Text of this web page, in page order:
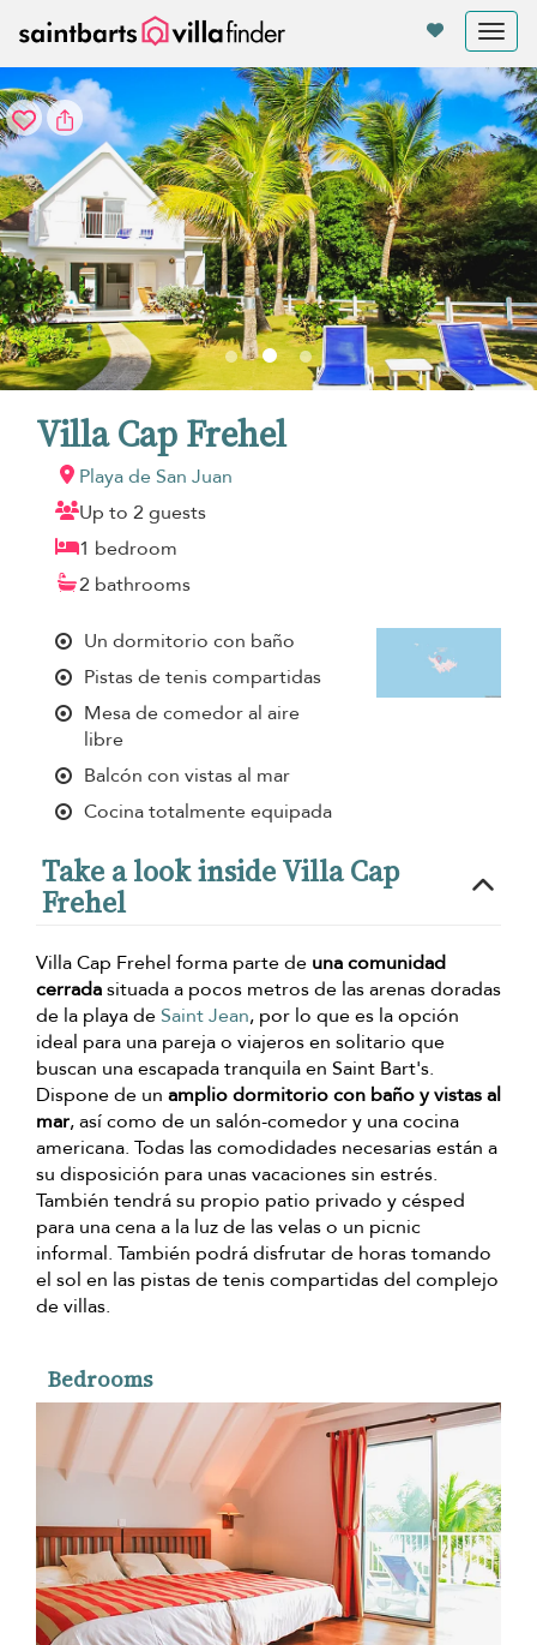
Villa Cap Frehel
Playa de San Juan
Up to 2 guests
1 bedroom
2 bathrooms
Un dormitorio con baño
Pistas de tenis compartidas
Mesa de comedor al aire
libre
Balcón con vistas al mar
Cocina totalmente equipada
Take a look inside Villa Cap
Frehel
Villa Cap Frehel forma parte de una comunidad
cerradasituada a pocos metros de las arenas doradas
de la playa de Saint Jean, por lo que es la opción
ideal para una pareja o viajeros en solitario que
buscan una escapada tranquila en Saint Bart's.
Dispone de un amplio dormitorio con baño y vistas al
mar, así como de un salón-comedor y una cocina
americana. Todas las comodidades necesarias están a
su disposición para unas vacaciones sin estrés.
También tendrá su propio patio privado y césped
para una cena a la luz de las velas o un picnic
informal. También podrá disfrutar de horas tomando
el sol en las pistas de tenis compartidas del complejo
de villas.
Bedrooms
Panel de gestión de cookies